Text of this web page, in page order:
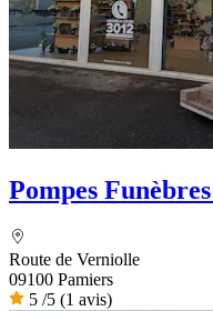
Pompes
Route de Verniolle
09100 Pamiers
5 /5 (1 avis)